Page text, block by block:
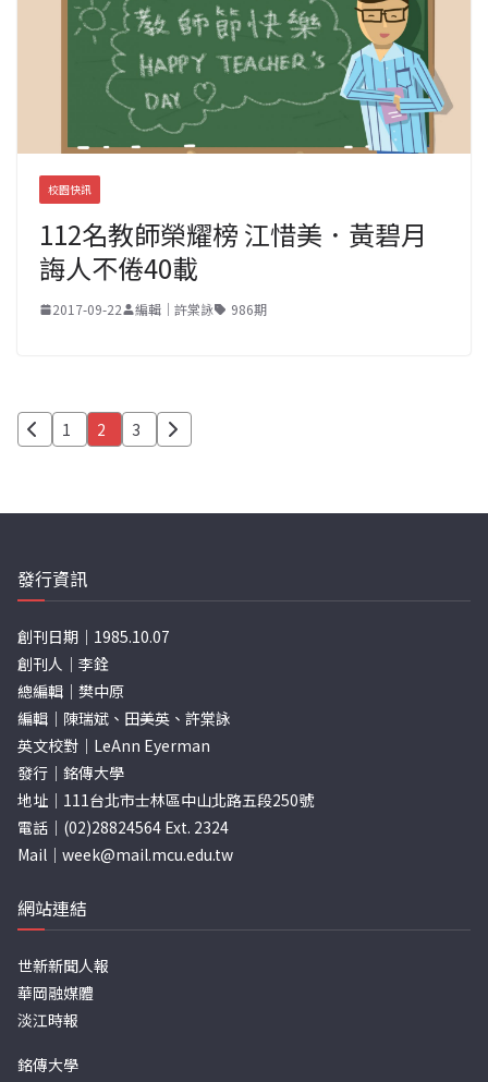
校園快訊
112名教師榮耀榜 江惜美．黃碧月
誨人不倦40載
2017-09-22 編輯｜許棠詠 986期
文
分
頁
1 2 3
發行資訊
創刊日期｜1985.10.07
創刊人｜李銓
總編輯｜樊中原
編輯｜陳瑞斌、田美英、許棠詠
英文校對｜LeAnn Eyerman
發行｜銘傳大學
地址｜111台北市士林區中山北路五段250號
電話｜(02)28824564 Ext. 2324
Mail｜ week@mail.mcu.edu.tw
網站連結
世新新聞人報
華岡融媒體
淡江時報
銘傳大學